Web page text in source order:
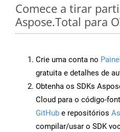
Comece a tirar
Aspose.Total para
Crie uma conta no Painel
gratuita e detalhes de
Obtenha os SDKs
Cloud para o código-
GitHub e repositórios
compilar/usar o SDK